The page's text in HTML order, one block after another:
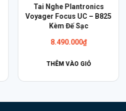
Tai Nghe Plantronics
Voyager Focus UC – B825
Kèm Đế Sạc
8.490.000₫
THÊM VÀO GIỎ